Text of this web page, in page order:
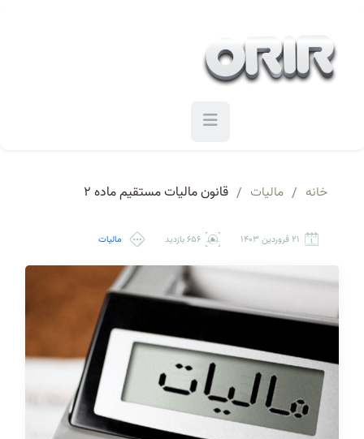
خانه / مالیات / قانون مالیات مستقیم ماده ۲
21 فروردین 1403 ۶۵۶ بازدید مالیات